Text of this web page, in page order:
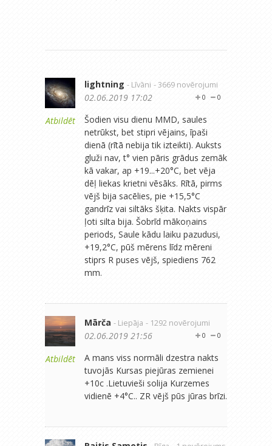
Atbildēt
lightning - Līvāni - 3669 novērojumi
0
0
02.06.2019 17:02
Šodien visu dienu MMD, saules
netrūkst, bet stipri vējains, īpaši
dienā (rītā nebija tik izteikti). Auksts
gluži nav, t° vien pāris grādus zemāk
kā vakar, ap +19...+20°C, bet vēja
dēļ liekas krietni vēsāks. Rītā, pirms
vējš bija sacēlies, pie +15,5°C
gandrīz vai siltāks šķita. Nakts vispār
ļoti silta bija. Šobrīd mākoņains
periods, Saule kādu laiku pazudusi,
+19,2°C, pūš mērens līdz mēreni
stiprs R puses vējš, spiediens 762
mm.
Atbildēt
Mārča - Liepāja - 1292 novērojumi
0
0
02.06.2019 21:56
A mans viss normāli dzestra nakts
tuvojās Kursas piejūras zemienei
+10c .Lietuvieši solija Kurzemes
vidienē +4°C.. ZR vējš pūs jūras brīzi.